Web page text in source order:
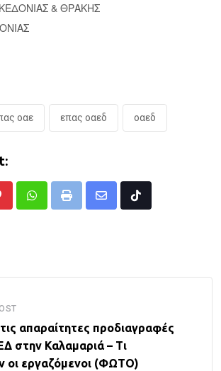
& ΘΡΑΚΗΣ
οαε επας οαεδ οαεδ
PinterestWhatsappPrint
Share
Tiktok
τις απαραίτητες προδιαγραφές
στην Καλαμαριά – Τι
οι εργαζόμενοι (ΦΩΤΟ)